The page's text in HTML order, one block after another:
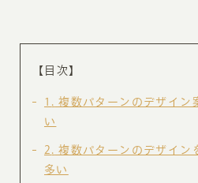
【目次】
1
複数パターンのデザイン
い
2
複数パターンのデザイン
多い